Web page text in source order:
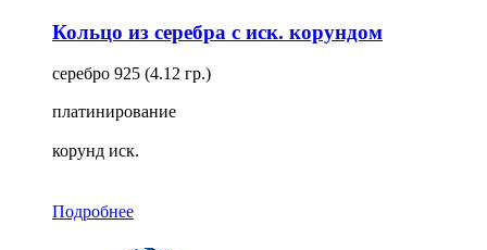
Кольцо из серебра с иск. корундом
серебро 925 (4.12 гр.)
платинирование
корунд иск.
Подробнее